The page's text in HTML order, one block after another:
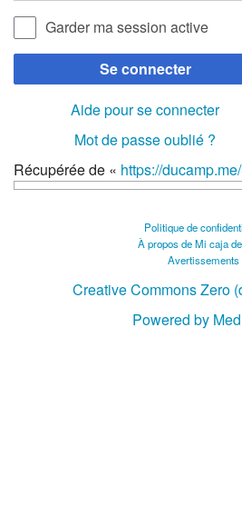
Garder ma session active
Se connecter
Aide pour se connecter
Mot de passe oublié ?
Récupérée de « https://
Politique de
À propos de Mi caja
Avertissements
Creative Commons Zero
Powered by